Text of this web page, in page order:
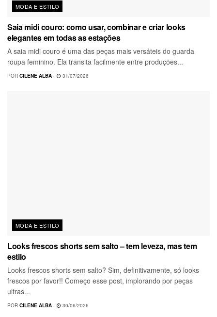
MODA E ESTILO
Saia midi couro: como usar, combinar e criar looks
elegantes em todas as estações
A saia midi couro é uma das peças mais versáteis do guarda
roupa feminino. Ela transita facilmente entre produções...
POR CILENE ALBA 31/07/2026
MODA E ESTILO
Looks frescos shorts sem salto – tem leveza, mas tem
estilo
Looks frescos shorts sem salto? Sim, definitivamente, só looks
frescos por favor!! Começo esse post, implorando por peças
ultras...
POR CILENE ALBA 30/06/2026